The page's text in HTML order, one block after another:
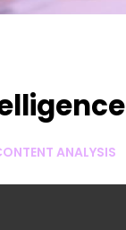
ANALYSIS